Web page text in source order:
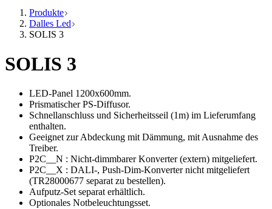
Produkte
Dalles Led
SOLIS 3
SOLIS 3
LED-Panel 1200x600mm.
Prismatischer PS-Diffusor.
Schnellanschluss und Sicherheitsseil (1m) im Lieferumfang
enthalten.
Geeignet zur Abdeckung mit Dämmung, mit Ausnahme des
Treiber.
P2C__N : Nicht-dimmbarer Konverter (extern) mitgeliefert.
P2C__X : DALI-, Push-Dim-Konverter nicht mitgeliefert
(TR28000677 separat zu bestellen).
Aufputz-Set separat erhältlich.
Optionales Notbeleuchtungsset.